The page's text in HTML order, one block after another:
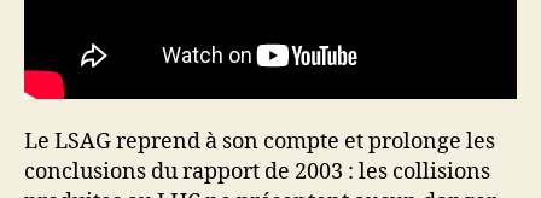
Le LSAG reprend à son compte et prolonge les
conclusions du rapport de 2003 : les collisions